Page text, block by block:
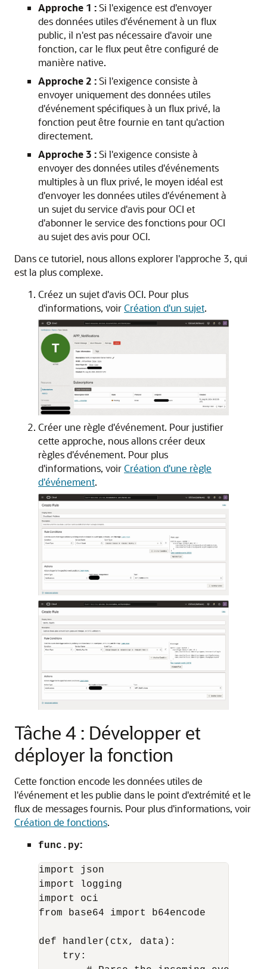
Approche 1 :Si l'exigence est d'envoyer
des données utiles d'événement à un flux
public, il n'est pas nécessaire d'avoir une
fonction, car le flux peut être configuré de
manière native.
Approche 2 :Si l'exigence consiste à
envoyer uniquement des données utiles
d'événement spécifiques à un flux privé, la
fonction peut être fournie en tant qu'action
directement.
Approche 3 :Si l'exigence consiste à
envoyer des données utiles d'événements
multiples à un flux privé, le moyen idéal est
d'envoyer les données utiles d'événement à
un sujet du service d'avis pour OCI et
d'abonner le service des fonctions pour OCI
au sujet des avis pour OCI.
Dans ce tutoriel, nous allons explorer l'approche 3, qui
est la plus complexe.
Créez un sujet d'avis OCI. Pour plus
d'informations, voirCréation d'un sujet.
Créer une règle d'événement. Pour justifier
cette approche, nous allons créer deux
règles d'événement. Pour plus
d'informations, voirCréation d'une règle
d'événement.
Tâche 4 : Développer et
déployer la fonction
Cette fonction encode les données utiles de
l'événement et les publie dans le point d'extrémité et le
flux de messages fournis. Pour plus d'informations, voir
Création de fonctions.
func.py:
import json
import logging
import oci
from base64 import b64encode
def handler(ctx, data):
    try: